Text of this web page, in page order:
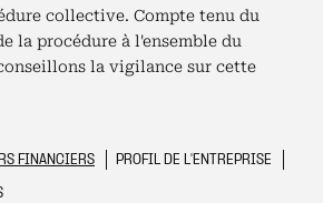
collective. Compte tenu du
la procédure à l'ensemble du
la vigilance sur cette
FINANCIERS
PROFIL DE L'ENTREPRISE